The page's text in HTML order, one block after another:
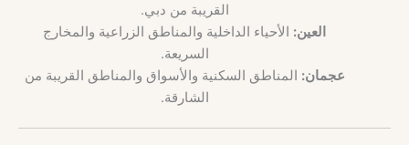
القريبة من دبي.
العين: الأحياء الداخلية والمناطق الزراعية والمخارج
السريعة.
عجمان: المناطق السكنية والأسواق والمناطق القريبة من
الشارقة.